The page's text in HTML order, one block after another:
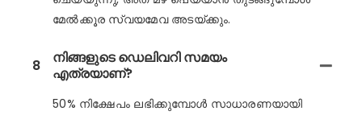
മേൽക്കൂര സ്വയമേവ അടയ്ക്കും.
8
നിങ്ങളുടെ ഡെലിവറി സമയം
എത്രയാണ്?
50% നിക്ഷേപം ലഭിക്കുമ്പോൾ സാധാരണയായി